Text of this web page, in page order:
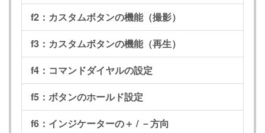
f2：カスタムボタンの機能（撮影）
f3：カスタムボタンの機能（再生）
f4：コマンドダイヤルの設定
f5：ボタンのホールド設定
f6：インジケーターの＋ / －方向